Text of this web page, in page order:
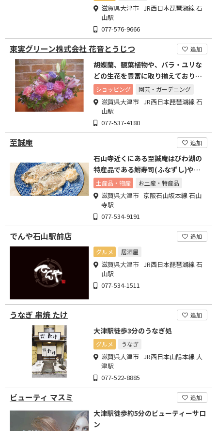
滋賀県大津市 JR西日本琵琶湖線 石
山駅
077-576-9666
東実グリーン株式会社 花音とうじつ 追加
胡蝶蘭、観葉植物や、バラ・ユリな
どの生花を豊富に取り揃えておりま
すショッピング 園芸・ガーデニング
滋賀県大津市 JR西日本琵琶湖線 石
山駅
077-537-4180
至誠庵 追加
石山寺近くにある至誠庵はびわ湖の
特産品である鮒寿司(ふなずし)や湖
魚を製造・直売するお土産屋
土産品・物産 お土産・特産品
滋賀県大津市 京阪石山坂本線 石山
寺駅
077-534-9191
でんや石山駅前店
追加
グルメ
居酒屋
滋賀県大津市 JR西日本琵琶湖線 石
山駅
077-534-1511
うなぎ 串焼 たけ 追加
大津駅徒歩3分のうなぎ処
グルメ うなぎ
滋賀県大津市 JR西日本山陽本線 大
津駅
077-522-8885
ビューティ マスミ 追加
大津駅徒歩約5分のビューティーサロ
ン